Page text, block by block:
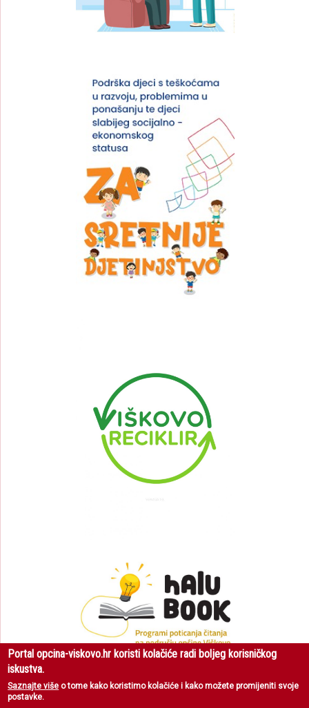
Portal opcina-viskovo.hr koristi kolačiće radi boljeg korisničkog
iskustva.
Saznajte više o tome kako koristimo kolačiće i kako možete promijeniti svoje
postavke.